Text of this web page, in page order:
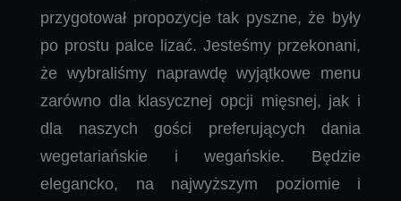
przygotował propozycje tak pyszne, że były
po prostu palce lizać. Jesteśmy przekonani,
że wybraliśmy naprawdę wyjątkowe menu
zarówno dla klasycznej opcji mięsnej, jak i
dla naszych gości preferujących dania
wegetariańskie i wegańskie. Będzie
elegancko, na najwyższym poziomie i